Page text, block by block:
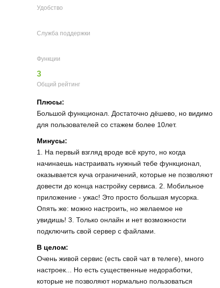
Удобство
Служба поддержки
Функции
3
Общий рейтинг
Плюсы:
Большой функционал. Достаточно дёшево, но видимо
для пользователей со стажем более 10лет.
Минусы:
1. На первый взгляд вроде всё круто, но когда
начинаешь настраивать нужный тебе функционал,
оказывается куча ограничений, которые не позволяют
довести до конца настройку сервиса. 2. Мобильное
приложение - ужас! Это просто большая мусорка.
Опять же: можно настроить, но желаемое не
увидишь! 3. Только онлайн и нет возможности
подключить свой сервер с файлами.
В целом:
Очень живой сервис (есть свой чат в телеге), много
настроек... Но есть существенные недоработки,
которые не позволяют нормально пользоваться